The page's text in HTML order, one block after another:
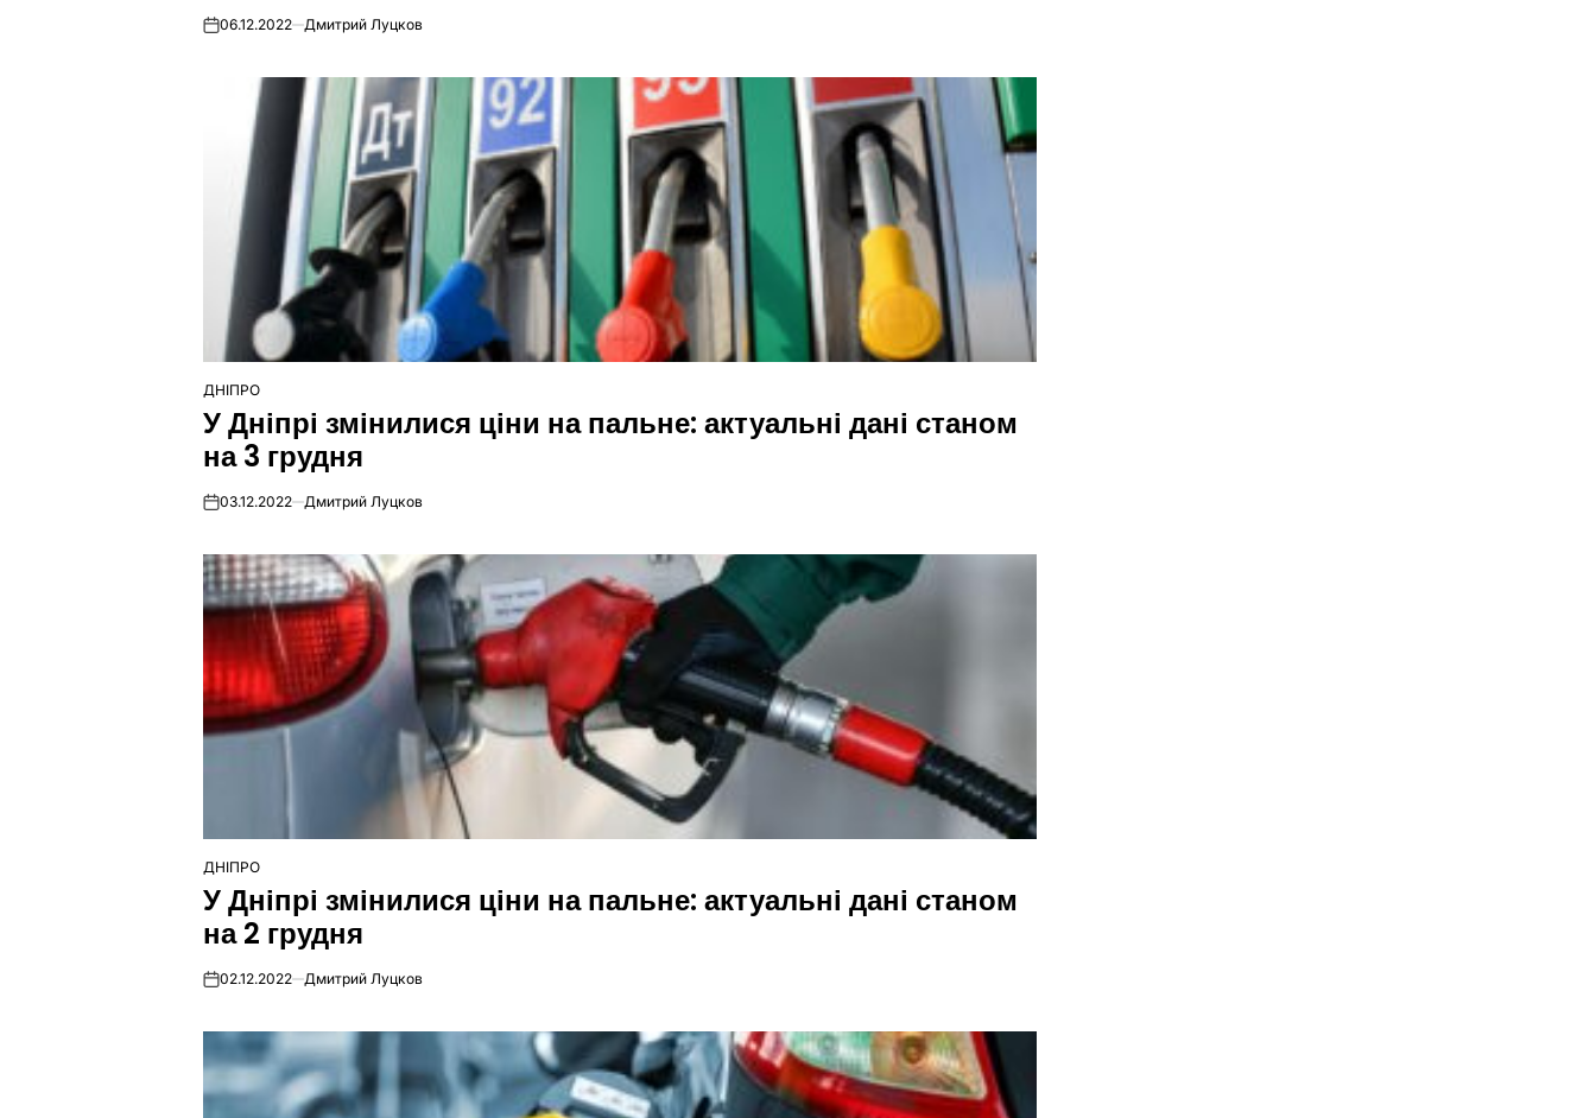
on06.12.2022 Дмитрий Луцков
ОПУБЛІКУВАТИ
У
ДНІПРО
У Дніпрі змінилися ціни на пальне: актуальні дані станом
на 3 грудня
on03.12.2022 Дмитрий Луцков
ОПУБЛІКУВАТИ
У
ДНІПРО
У Дніпрі змінилися ціни на пальне: актуальні дані станом
на 2 грудня
on02.12.2022 Дмитрий Луцков